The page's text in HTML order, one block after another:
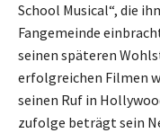
School Musical“, die
Fangemeinde
seinen späteren
erfolgreichen Filmen
seinen Ruf in
zufolge beträgt sein